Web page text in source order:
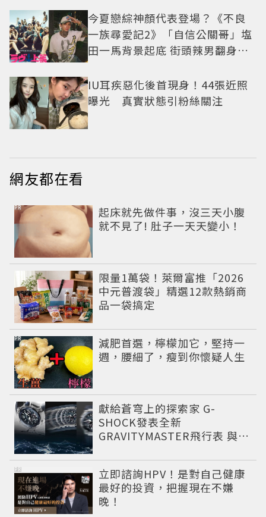
今夏戀綜神顏代表登場？《不良
一族尋愛記2》「自信公關哥」塩
田一馬背景起底 街頭辣男翻身當
IU耳疾惡化後首現身！44張近照
曝光 真實狀態引粉絲關注
網友都在看
起床就先做件事，沒三天小腹
就不見了! 肚子一天天變小！
PR
限量1萬袋！萊爾富推「2026
中元普渡袋」精選12款熱銷商
品一袋搞定
減肥首選，檸檬加它，堅持一
週，腰細了，瘦到你懷疑人生
PR
獻給蒼穹上的探索家 G-
SHOCK發表全新
GRAVITYMASTER飛行表 與天
立即諮詢HPV！是對自己健康
最好的投資，把握現在不嫌
晚！
PR